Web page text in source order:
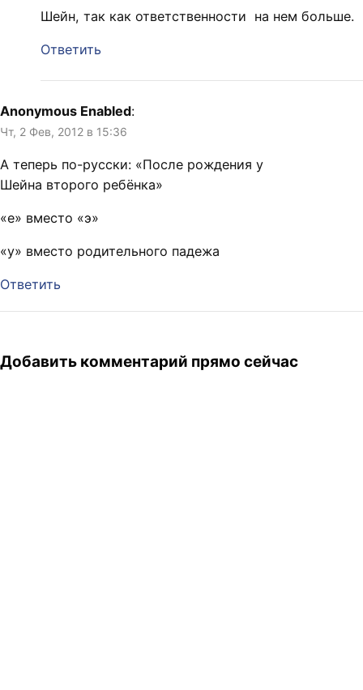
Шейн, так как ответственности на нем больше.
Ответить
Anonymous Enabled:
Чт, 2 Фев, 2012 в 15:36
А теперь по-русски: «После рождения у
Шейна второго ребёнка»
«е» вместо «э»
«у» вместо родительного падежа
Ответить
Добавить комментарий прямо сейчас